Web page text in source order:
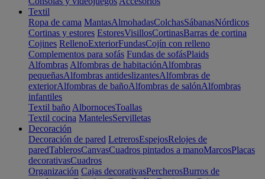
Textil
Ropa de cama MantasAlmohadasColchasSábanasNórdicos
Cortinas y estores EstoresVisillosCortinasBarras de cortina
Cojines RellenoExteriorFundasCojín con relleno
Complementos para sofás Fundas de sofásPlaids
Alfombras Alfombras de habitaciónAlfombras
pequeñasAlfombras antideslizantesAlfombras de
exteriorAlfombras de bañoAlfombras de salónAlfombras
infantiles
Textil baño AlbornocesToallas
Textil cocina MantelesServilletas
Decoración
Decoración de pared LetrerosEspejosRelojes de
paredTablerosCanvasCuadros pintados a manoMarcosPlacas
decorativasCuadros
Organización Cajas decorativasPercherosBurros de